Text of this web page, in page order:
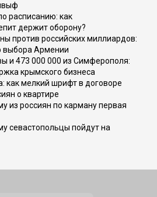
расписанию: как
держит оборону?
против российских миллиардов:
выбора Армении
и 473 000 000 из Симферополя:
крымского бизнеса
как мелкий шрифт в договоре
о квартире
из россиян по карману первая
севастопольцы пойдут на